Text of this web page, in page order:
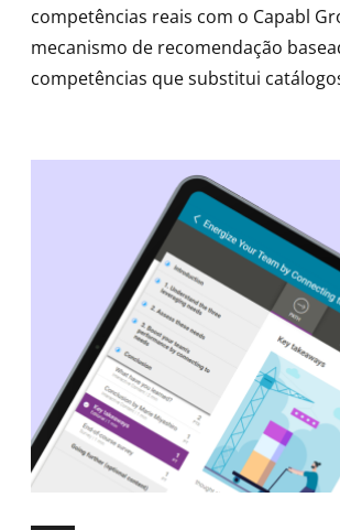
competências reais com o Capabl
mecanismo de recomendação
competências que substitui
para cada aluno da sua organização.